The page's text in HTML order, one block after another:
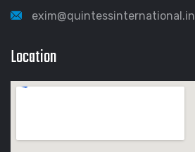
exim@quintessinternational.in
Location